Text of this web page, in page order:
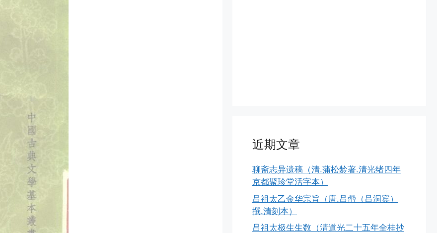
近期文章
聊斋志异遗稿（清.蒲松龄著.清光绪四年
京都聚珍堂活字本）
吕祖太乙金华宗旨（唐.吕喦（吕洞宾）
撰.清刻本）
吕祖太极生生数（清道光二十五年全桂抄